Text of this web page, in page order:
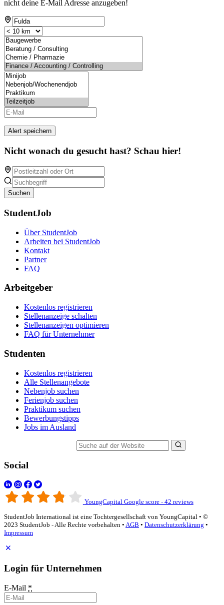
nicht deine E-Mail Adresse anzugeben!
Alert speichern
Nicht wonach du gesucht hast? Schau hier!
Suchen
StudentJob
Über StudentJob
Arbeiten bei StudentJob
Kontakt
Partner
FAQ
Arbeitgeber
Kostenlos registrieren
Stellenanzeige schalten
Stellenanzeigen optimieren
FAQ für Unternehmer
Studenten
Kostenlos registrieren
Alle Stellenangebote
Nebenjob suchen
Ferienjob suchen
Praktikum suchen
Bewerbungstipps
Jobs im Ausland
Social
YoungCapital Google score - 42 reviews
StudentJob International ist eine Tochtergesellschaft von YoungCapital • ©
2023 StudentJob - Alle Rechte vorbehalten • AGB • Datenschutzerklärung •
Impressum
Login für Unternehmen
E-Mail *